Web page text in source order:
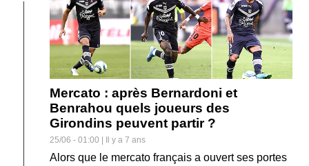
Mercato : après Bernardoni et
Benrahou quels joueurs des
Girondins peuvent partir ?
25/06 - 01:00 | Il y a 7 ans
Alors que le mercato français a ouvert ses portes